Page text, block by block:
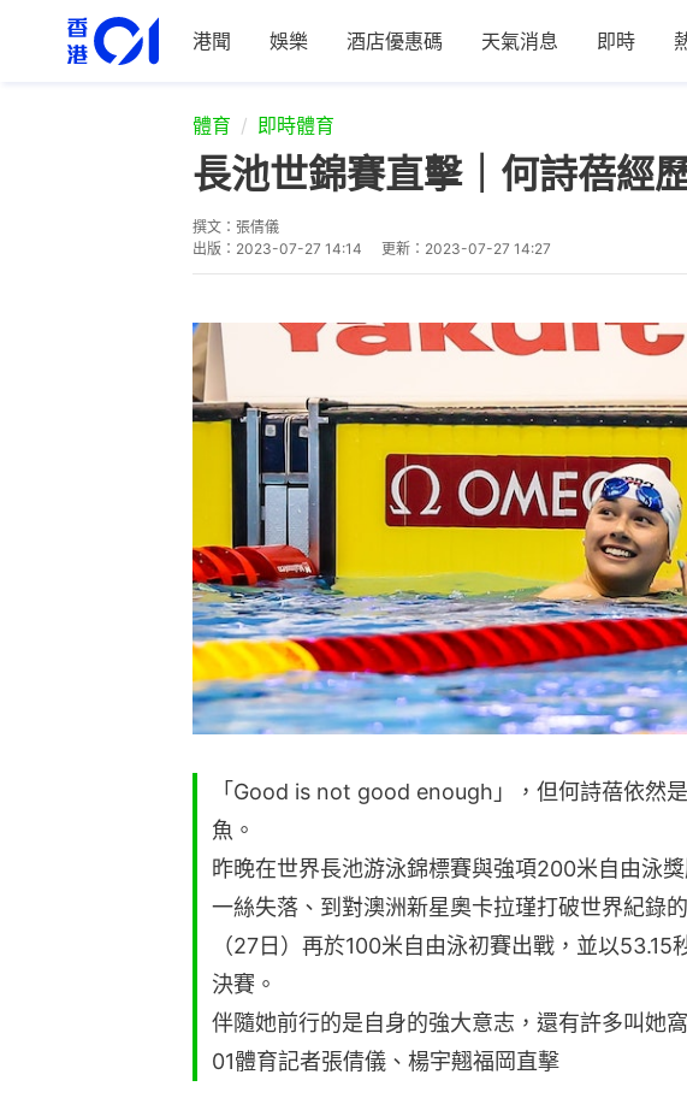
港聞 娛樂 酒店優惠碼 天氣消息 即時
體育 即時體育
長池世錦賽直擊｜何詩蓓經
撰文： 張倩儀
出版： 2023-07-27 14:14 更新： 2023-07-27 14:27
「Good is not good enough」，但何詩蓓依然
魚。
昨晚在世界長池游泳錦標賽與強項200米自由泳
一絲失落、到對澳洲新星奧卡拉瑾打破世界紀錄
（27日）再於100米自由泳初賽出戰，並以53.15
決賽。
伴隨她前行的是自身的強大意志，還有許多叫她
01體育記者張倩儀、楊宇翹福岡直擊